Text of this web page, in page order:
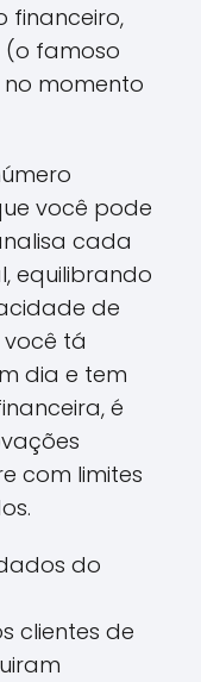
financeiro,
famoso
momento
você pode
cada
equilibrando
de
você tá
dia e tem
é
com limites
do
clientes de